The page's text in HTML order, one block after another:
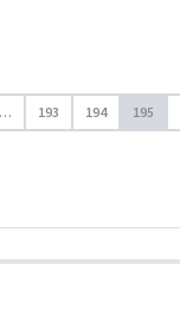
… 193 194 195